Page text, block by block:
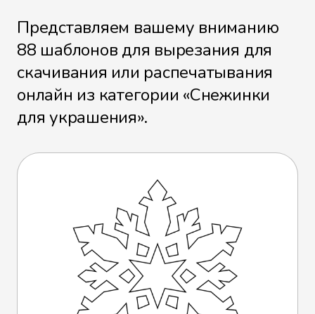
Представляем вашему вниманию
88 шаблонов для вырезания для
скачивания или распечатывания
онлайн из категории «Снежинки
для украшения».